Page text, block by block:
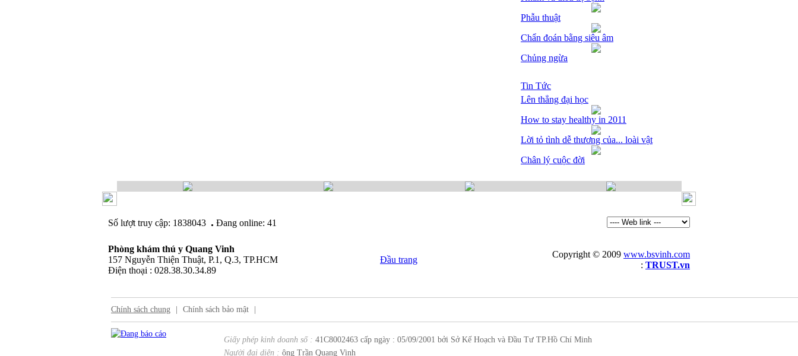
Phẫu thuật
Chẩn đoán bằng siêu âm
Chủng ngừa
Tin Tức
Lên thẳng đại học
How to stay healthy in 2011
Lời tỏ tình dễ thương của... loài vật
Chân lý cuộc đời
Số lượt truy cập: 1838043 . Đang online: 41
Phòng khám thú y Quang Vinh
157 Nguyễn Thiện Thuật, P.1, Q.3, TP.HCM
Điện thoại : 028.38.30.34.89
Đầu trang
Copyright © 2009 www.bsvinh.com
: TRUST.vn
Chính sách chung Chính sách bảo mật
Giấy phép kinh doanh số : 41C8002463 cấp ngày : 05/09/2001 bởi Sở Kế Hoạch và Đầu Tư TP.Hồ Chí Minh
Người đại diện : ông Trần Quang Vinh